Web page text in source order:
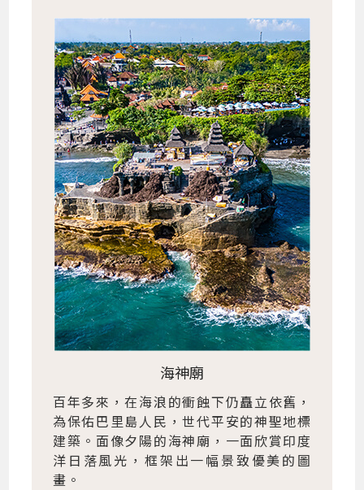
海神廟
百年多來，在海浪的衝蝕下仍矗立依舊，
為保佑巴里島人民，世代平安的神聖地標
建築。面像夕陽的海神廟，一面欣賞印度
洋日落風光，框架出一幅景致優美的圖
畫。